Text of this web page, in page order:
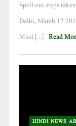
Spell out steps
Delhi, March 17
Musl [...] Read
HINDI NEWS